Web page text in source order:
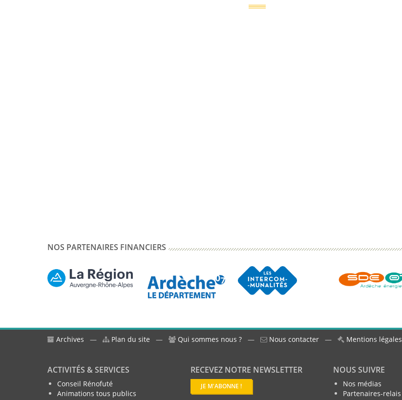
NOS PARTENAIRES FINANCIERS
Archives — Plan du site — Qui sommes nous ? — Nous contacter — Mentions légales
ACTIVITÉS & SERVICES
Conseil Rénofuté
Animations tous publics
RECEVEZ NOTRE NEWSLETTER
JE M'ABONNE !
NOUS SUIVRE
Nos médias
Partenaires-relais